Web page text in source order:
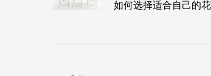
如何选择适合自己的